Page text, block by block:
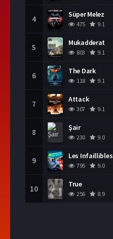
4 Süper Melez
475 9.1
5 Mukadderat
803 9.1
6 The Dark
118 9.1
7 Attack
307 9.1
8 Şair
230 9.0
9 Les Infaillibles
795 9.0
10 True
256 8.9